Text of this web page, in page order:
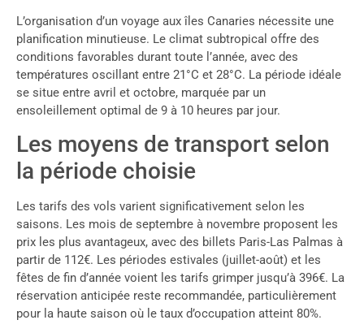
L’organisation d’un voyage aux îles Canaries nécessite une
planification minutieuse. Le climat subtropical offre des
conditions favorables durant toute l’année, avec des
températures oscillant entre 21°C et 28°C. La période idéale
se situe entre avril et octobre, marquée par un
ensoleillement optimal de 9 à 10 heures par jour.
Les moyens de transport selon
la période choisie
Les tarifs des vols varient significativement selon les
saisons. Les mois de septembre à novembre proposent les
prix les plus avantageux, avec des billets Paris-Las Palmas à
partir de 112€. Les périodes estivales (juillet-août) et les
fêtes de fin d’année voient les tarifs grimper jusqu’à 396€. La
réservation anticipée reste recommandée, particulièrement
pour la haute saison où le taux d’occupation atteint 80%.